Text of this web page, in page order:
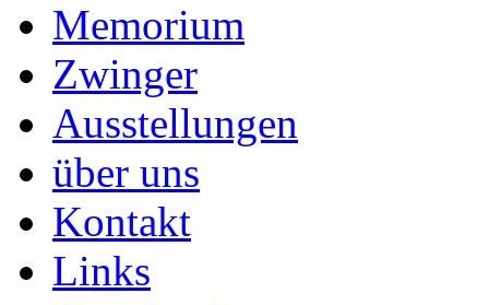
Memorium
Zwinger
Ausstellungen
über uns
Kontakt
Links